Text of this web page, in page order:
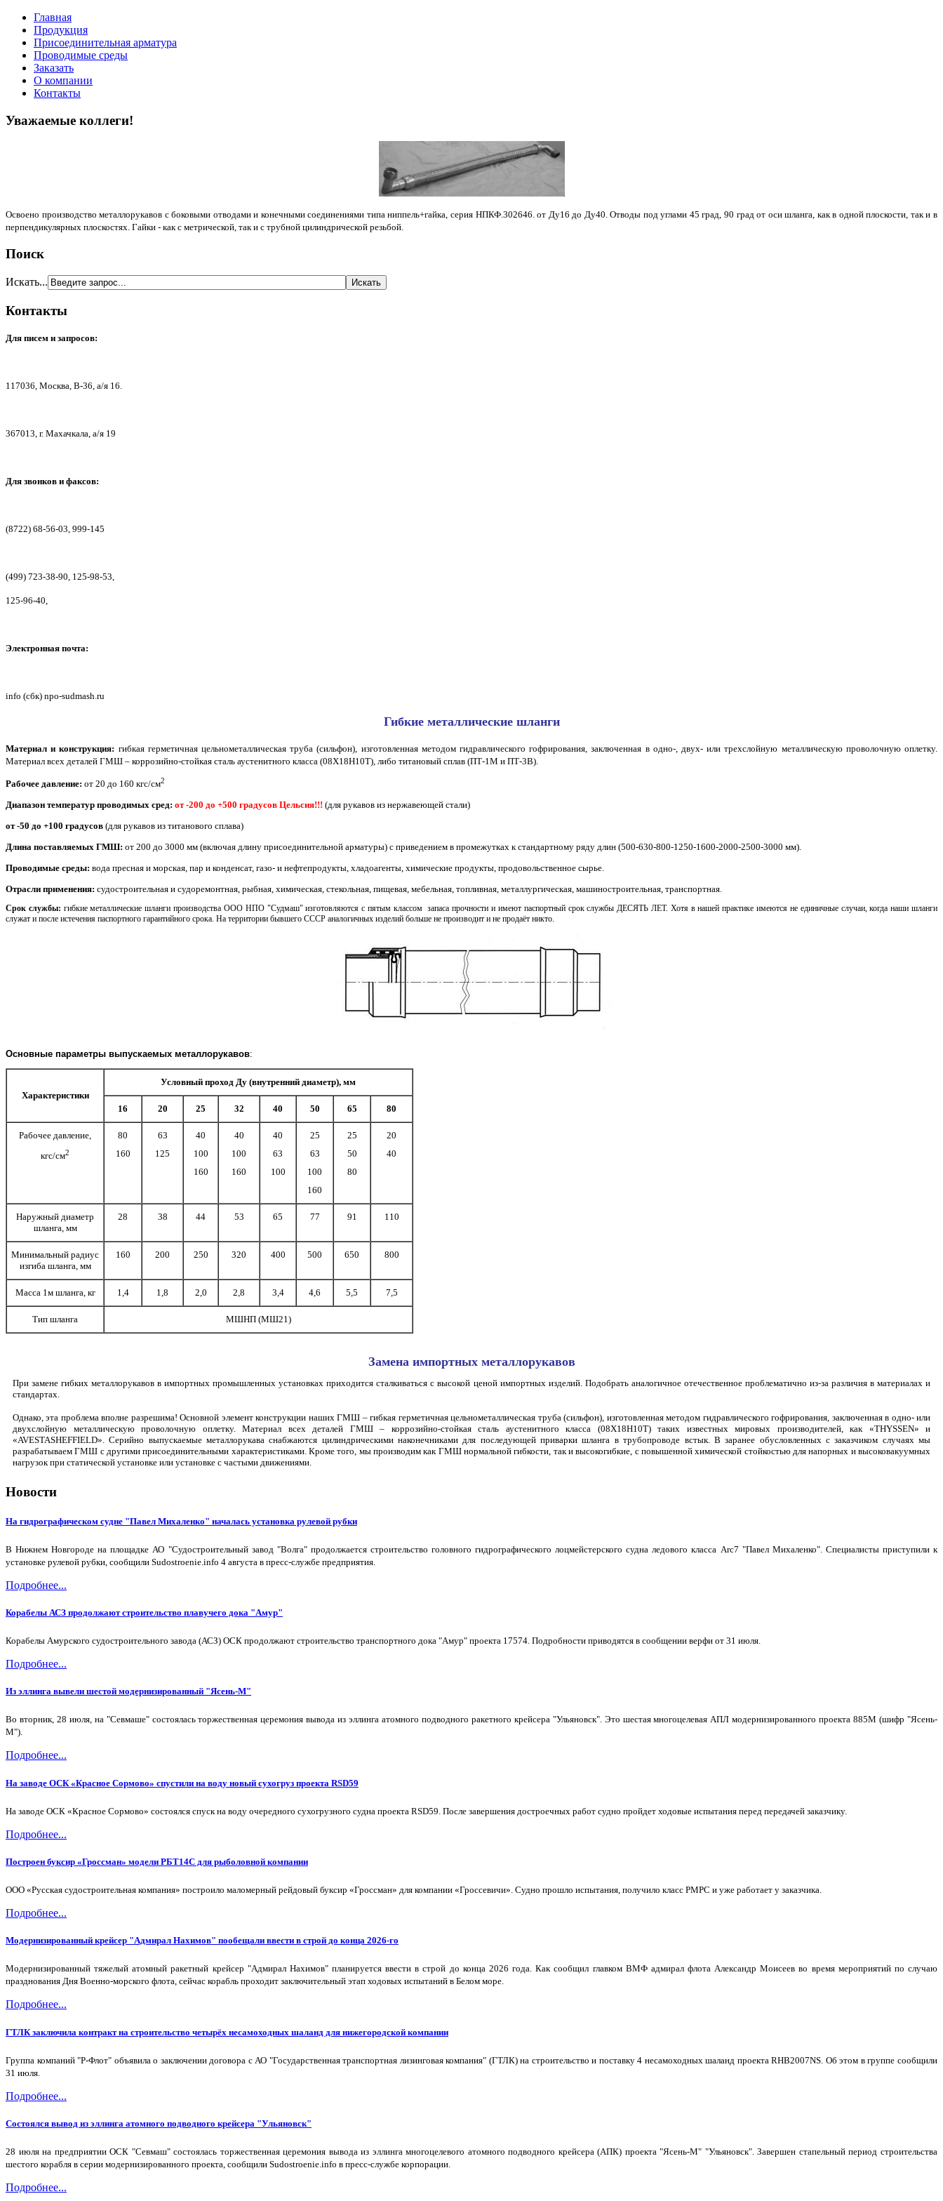
Главная
Продукция
Присоединительная арматура
Проводимые среды
Заказать
О компании
Контакты
Уважаемые коллеги!
Освоено производство металлорукавов с боковыми отводами и конечными соединениями типа ниппель+гайка, серия НПКФ.302646. от Ду16 до Ду40. Отводы под углами 45 град, 90 град от оси шланга, как в одной плоскости, так и в
перпендикулярных плоскостях. Гайки - как с метрической, так и с трубной цилиндрической резьбой.
Поиск
Искать...
Контакты
Для писем и запросов:
117036, Москва, В-36, а/я 16.
367013, г. Махачкала, а/я 19
Для звонков и факсов:
(8722) 68-56-03, 999-145
(499) 723-38-90, 125-98-53,
125-96-40,
Электронная почта:
info (сбк) npo-sudmash.ru
Гибкие металлические шланги
Материал и конструкция: гибкая герметичная цельнометаллическая труба (сильфон), изготовленная методом гидравлического гофрирования, заключенная в одно-, двух- или трехслойную металлическую проволочную оплетку.
Материал всех деталей ГМШ – коррозийно-стойкая сталь аустенитного класса (08Х18Н10Т), либо титановый сплав (ПТ-1М и ПТ-3В).
Рабочее давление: от 20 до 160 кгс/см2
Диапазон температур проводимых сред: от -200 до +500 градусов Цельсия!!! (для рукавов из нержавеющей стали)
от -50 до +100 градусов (для рукавов из титанового сплава)
Длина поставляемых ГМШ: от 200 до 3000 мм (включая длину присоединительной арматуры) с приведением в промежутках к стандартному ряду длин (500-630-800-1250-1600-2000-2500-3000 мм).
Проводимые среды: вода пресная и морская, пар и конденсат, газо- и нефтепродукты, хладоагенты, химические продукты, продовольственное сырье.
Отрасли применения: судостроительная и судоремонтная, рыбная, химическая, стекольная, пищевая, мебельная, топливная, металлургическая, машиностроительная, транспортная.
Срок службы: гибкие металлические шланги производства ООО НПО "Судмаш" изготовляются с пятым классом запаса прочности и имеют паспортный срок службы ДЕСЯТЬ ЛЕТ. Хотя в нашей практике имеются не единичные случаи, когда наши шланги
служат и после истечения паспортного гарантийного срока. На территории бывшего СССР аналогичных изделий больше не производит и не продаёт никто.
Основные параметры выпускаемых металлорукавов:
Характеристики
Условный проход Ду (внутренний диаметр), мм
16 20 25 32 40 50 65 80
Рабочее давление,
кгс/см2
80
160
63
125
40
100
160
40
100
160
40
63
100
25
63
100
160
25
50
80
20
40
Наружный диаметр
шланга, мм
28 38 44 53 65 77 91 110
Минимальный радиус
изгиба шланга, мм
160 200 250 320 400 500 650 800
Масса 1м шланга, кг 1,4 1,8 2,0 2,8 3,4 4,6 5,5 7,5
Тип шланга МШНП (МШ21)
Замена импортных металлорукавов
При замене гибких металлорукавов в импортных промышленных установках приходится сталкиваться с высокой ценой импортных изделий. Подобрать аналогичное отечественное проблематично из-за различия в материалах и
стандартах.
Однако, эта проблема вполне разрешима! Основной элемент конструкции наших ГМШ – гибкая герметичная цельнометаллическая труба (сильфон), изготовленная методом гидравлического гофрирования, заключенная в одно- или
двухслойную металлическую проволочную оплетку. Материал всех деталей ГМШ – коррозийно-стойкая сталь аустенитного класса (08Х18Н10Т) таких известных мировых производителей, как «THYSSEN» и
«AVESTASHEFFIELD». Серийно выпускаемые металлорукава снабжаются цилиндрическими наконечниками для последующей приварки шланга в трубопроводе встык. В заранее обусловленных с заказчиком случаях мы
разрабатываем ГМШ с другими присоединительными характеристиками. Кроме того, мы производим как ГМШ нормальной гибкости, так и высокогибкие, с повышенной химической стойкостью для напорных и высоковакуумных
нагрузок при статической установке или установке с частыми движениями.
Новости
На гидрографическом судне "Павел Михаленко" началась установка рулевой рубки
В Нижнем Новгороде на площадке АО "Судостроительный завод "Волга" продолжается строительство головного гидрографического лоцмейстерского судна ледового класса Arc7 "Павел Михаленко". Специалисты приступили к
установке рулевой рубки, сообщили Sudostroenie.info 4 августа в пресс-службе предприятия.
Подробнее...
Корабелы АСЗ продолжают строительство плавучего дока "Амур"
Корабелы Амурского судостроительного завода (АСЗ) ОСК продолжают строительство транспортного дока "Амур" проекта 17574. Подробности приводятся в сообщении верфи от 31 июля.
Подробнее...
Из эллинга вывели шестой модернизированный "Ясень-М"
Во вторник, 28 июля, на "Севмаше" состоялась торжественная церемония вывода из эллинга атомного подводного ракетного крейсера "Ульяновск". Это шестая многоцелевая АПЛ модернизированного проекта 885М (шифр "Ясень-
М").
Подробнее...
На заводе ОСК «Красное Сормово» спустили на воду новый сухогруз проекта RSD59
На заводе ОСК «Красное Сормово» состоялся спуск на воду очередного сухогрузного судна проекта RSD59. После завершения достроечных работ судно пройдет ходовые испытания перед передачей заказчику.
Подробнее...
Построен буксир «Гроссман» модели РБТ14С для рыболовной компании
ООО «Русская судостроительная компания» построило маломерный рейдовый буксир «Гроссман» для компании «Гроссевичи». Судно прошло испытания, получило класс РМРС и уже работает у заказчика.
Подробнее...
Модернизированный крейсер "Адмирал Нахимов" пообещали ввести в строй до конца 2026-го
Модернизированный тяжелый атомный ракетный крейсер "Адмирал Нахимов" планируется ввести в строй до конца 2026 года. Как сообщил главком ВМФ адмирал флота Александр Моисеев во время мероприятий по случаю
празднования Дня Военно-морского флота, сейчас корабль проходит заключительный этап ходовых испытаний в Белом море.
Подробнее...
ГТЛК заключила контракт на строительство четырёх несамоходных шаланд для нижегородской компании
Группа компаний "Р-Флот" объявила о заключении договора с АО "Государственная транспортная лизинговая компания" (ГТЛК) на строительство и поставку 4 несамоходных шаланд проекта RHB2007NS. Об этом в группе сообщили
31 июля.
Подробнее...
Состоялся вывод из эллинга атомного подводного крейсера "Ульяновск"
28 июля на предприятии ОСК "Севмаш" состоялась торжественная церемония вывода из эллинга многоцелевого атомного подводного крейсера (АПК) проекта "Ясень-М" "Ульяновск". Завершен стапельный период строительства
шестого корабля в серии модернизированного проекта, сообщили Sudostroenie.info в пресс-службе корпорации.
Подробнее...